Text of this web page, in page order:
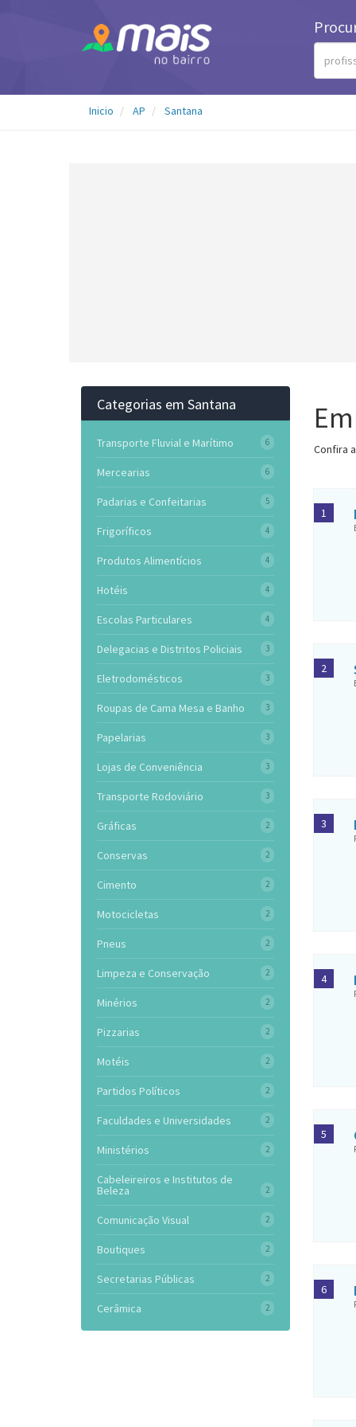
Inicio AP Santana
Categorias em Santana
Transporte Fluvial e Marítimo 6
Mercearias 6
Padarias e Confeitarias 5
Frigoríficos 4
Produtos Alimentícios 4
Hotéis 4
Escolas Particulares 4
Delegacias e Distritos Policiais 3
Eletrodomésticos 3
Roupas de Cama Mesa e Banho 3
Papelarias 3
Lojas de Conveniência 3
Transporte Rodoviário 3
Gráficas 2
Conservas 2
Cimento 2
Motocicletas 2
Pneus 2
Limpeza e Conservação 2
Minérios 2
Pizzarias 2
Motéis 2
Partidos Políticos 2
Faculdades e Universidades 2
Ministérios 2
Cabeleireiros e Institutos de
Beleza 2
Comunicação Visual 2
Boutiques 2
Secretarias Públicas 2
Cerâmica 2
Confira
1
2
3
4
5
6